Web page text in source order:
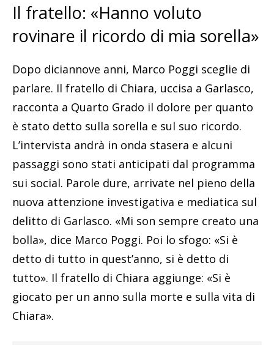
Il fratello: «Hanno voluto
rovinare il ricordo di mia sorella»
Dopo diciannove anni, Marco Poggi sceglie di
parlare. Il fratello di Chiara, uccisa a Garlasco,
racconta a Quarto Grado il dolore per quanto
è stato detto sulla sorella e sul suo ricordo.
L’intervista andrà in onda stasera e alcuni
passaggi sono stati anticipati dal programma
sui social. Parole dure, arrivate nel pieno della
nuova attenzione investigativa e mediatica sul
delitto di Garlasco. «Mi son sempre creato una
bolla», dice Marco Poggi. Poi lo sfogo: «Si è
detto di tutto in quest’anno, si è detto di
tutto». Il fratello di Chiara aggiunge: «Si è
giocato per un anno sulla morte e sulla vita di
Chiara».